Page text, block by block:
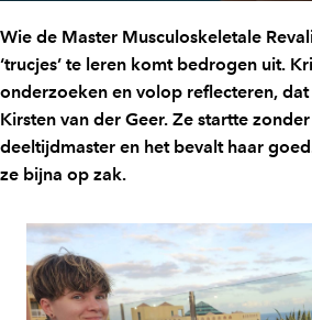
Wie de Master Musculoskeletale
‘trucjes’ te leren komt bedrogen uit.
onderzoeken en volop reflecteren,
Kirsten van der Geer. Ze startte
deeltijdmaster en het bevalt haar
ze bijna op zak.